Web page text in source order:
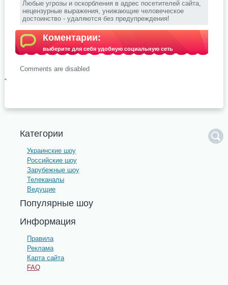
Любые угрозы и оскорбления в адрес посетителей сайта,
нецензурные выражения, унижающие человеческое
достоинство - удаляются без предупреждения!
Коментарии:
выберите для себя удобную социальную сеть
Comments are disabled
.
Категории
Украинские шоу
Российские шоу
Зарубежные шоу
Телеканалы
Ведущие
Популярные шоу
Информация
Правила
Реклама
Карта сайта
FAQ